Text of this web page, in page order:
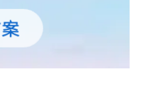
孕育知识